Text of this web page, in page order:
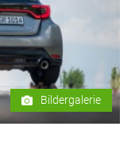
Bildergalerie